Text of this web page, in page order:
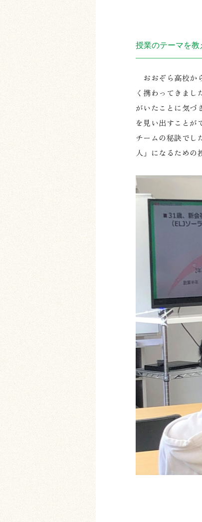
授業のテーマを教
おおぞら高校か
く携わってきまし
がいたことに気づ
を見い出すことが
チームの秘訣でし
人」になるための